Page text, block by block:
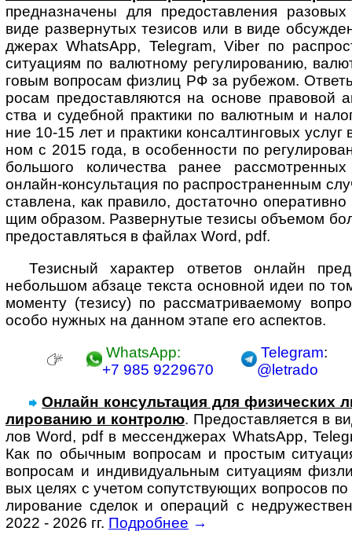
пред­наз­начены для предо­став­ления
виде развер­нутых тезисов или в виде
джерах WhatsApp, Telegram, Viber по
ситу­ациям по валют­ному регули­рованию,
говым воп­ро­сам физ­лиц РФ за рубе­жом.
росам предо­став­ляются на основе право­вой
ства и судеб­ной прак­тики по валют­ным и
ние 10-15 лет и прак­тики консал­тинговых
ном с 2015 года, в особен­ности по
боль­шого коли­чества ранее
онлайн-­консуль­тация по распро­стра­ненным
став­лена, как пра­вило, доста­точно
щим образом. Развер­нутые тезисы объ­е­мом
предо­став­ляться в файлах Word, pdf.
Тезисный характер ответов онлайн
неболь­шом абзаце текста основ­ной идеи по
моме­нту (тезису) по рас­смат­ри­ва­е­мому
особо нуж­ных на дан­ном этапе его аспектов.
WhatsApp:
+7 985 9229670
Telegram:
@letrado
Онлайн консультация для физи­чес­ких
ли­ро­ва­нию и конт­ролю. Предо­став­ля­ется в
лов Word, pdf в мес­сенд­же­рах Whats­App,
Как по обыч­ным воп­ро­сам и про­с­тым
воп­ро­сам и инди­ви­ду­аль­ным ситу­а­циям
вых целях с уче­том сопут­ст­ву­ю­щих воп­ро­сов
ли­ро­ва­ние сде­лок и опе­ра­ций с
2022 - 2026 гг. Подробнее →